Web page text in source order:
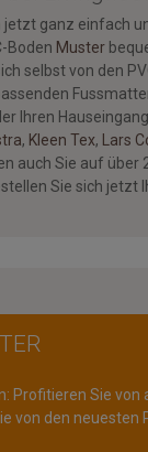
jetzt ganz einfach
Boden Muster
selbst von den
passenden
Ihren
, Kleen Tex, Lars
auch Sie auf über
Sie sich jetzt
Profitieren Sie von
von den neuesten